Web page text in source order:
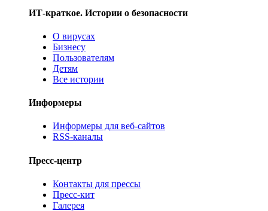
ИТ-краткое. Истории о безопасности
О вирусах
Бизнесу
Пользователям
Детям
Все истории
Информеры
Информеры для веб-сайтов
RSS-каналы
Пресс-центр
Контакты для прессы
Пресс-кит
Галерея